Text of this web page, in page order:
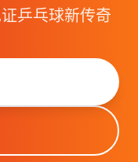
乒乓球新传奇